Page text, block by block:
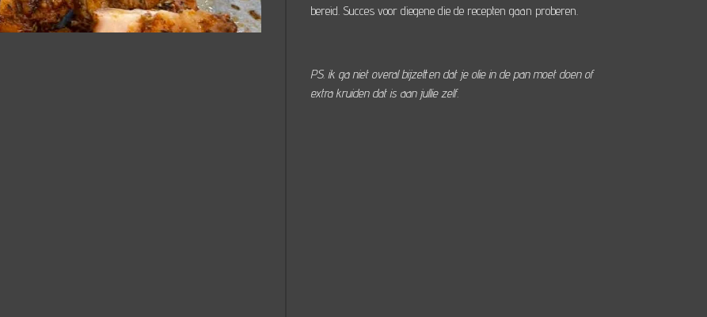
bereid. Succes voor diegene die de recepten gaan proberen.
PS. ik ga niet overal bijzetten dat je olie in de pan moet doen of
extra kruiden dat is aan jullie zelf.